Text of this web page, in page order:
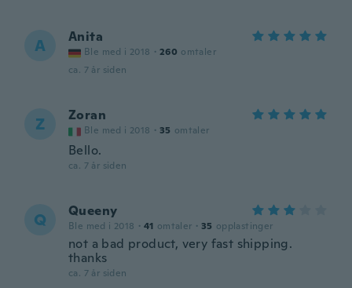
A Anita
Ble med i 2018 · 260 omtaler
ca. 7 år siden
Z Zoran
Ble med i 2018 · 35 omtaler
Bello.
ca. 7 år siden
Q Queeny
Ble med i 2018 · 41 omtaler · 35 opplastinger
not a bad product, very fast shipping.
thanks
ca. 7 år siden